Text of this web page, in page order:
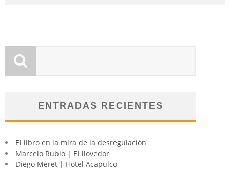
ENTRADAS RECIENTES
El libro en la mira de la desregulación
Marcelo Rubio | El llovedor
Diego Meret | Hotel Acapulco